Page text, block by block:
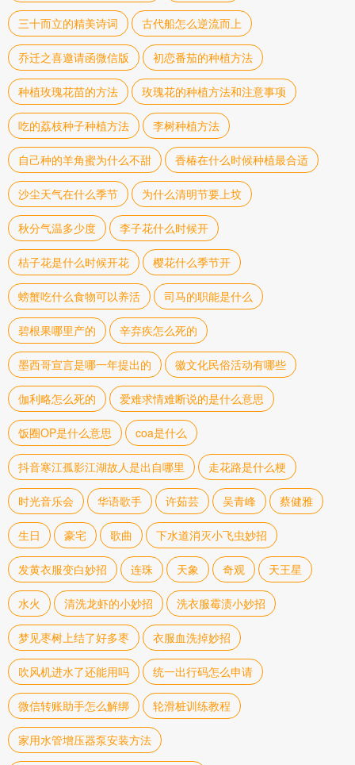
三十而立的精美诗词 古代船怎么逆流而上
乔迁之喜邀请函微信版 初恋番茄的种植方法
种植玫瑰花苗的方法 玫瑰花的种植方法和注意事项
吃的荔枝种子种植方法 李树种植方法
自己种的羊角蜜为什么不甜 香椿在什么时候种植最合适
沙尘天气在什么季节 为什么清明节要上坟
秋分气温多少度 李子花什么时候开
桔子花是什么时候开花 樱花什么季节开
螃蟹吃什么食物可以养活 司马的职能是什么
碧根果哪里产的 辛弃疾怎么死的
墨西哥宣言是哪一年提出的 徽文化民俗活动有哪些
伽利略怎么死的 爱难求情难断说的是什么意思
饭圈OP是什么意思 coa是什么
抖音寒江孤影江湖故人是出自哪里 走花路是什么梗
时光音乐会 华语歌手 许茹芸 吴青峰 蔡健雅
生日 豪宅 歌曲 下水道消灭小飞虫妙招
发黄衣服变白妙招 连珠 天象 奇观 天王星
水火 清洗龙虾的小妙招 洗衣服霉渍小妙招
梦见枣树上结了好多枣 衣服血洗掉妙招
吹风机进水了还能用吗 统一出行码怎么申请
微信转账助手怎么解绑 轮滑桩训练教程
家用水管增压器泵安装方法